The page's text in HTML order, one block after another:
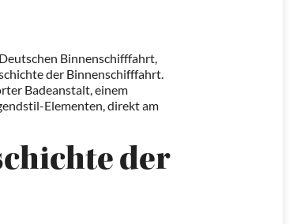
Binnenschifffahrt,
der Binnenschifffahrt.
Badeanstalt, einem
Elementen, direkt am
der